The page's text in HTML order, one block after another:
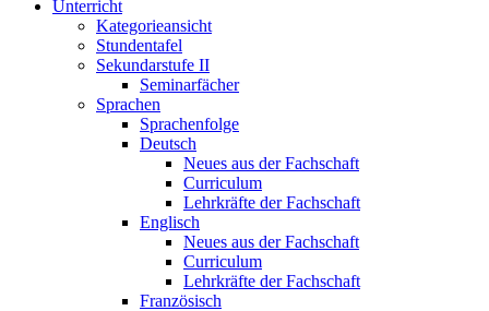
Unterricht
Kategorieansicht
Stundentafel
Sekundarstufe II
Seminarfächer
Sprachen
Sprachenfolge
Deutsch
Neues aus der Fachschaft
Curriculum
Lehrkräfte der Fachschaft
Englisch
Neues aus der Fachschaft
Curriculum
Lehrkräfte der Fachschaft
Französisch